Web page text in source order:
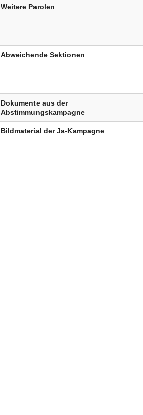
Weitere Parolen
Abweichende Sektionen
Dokumente aus der
Abstimmungskampagne
Bildmaterial der Ja-Kampagne